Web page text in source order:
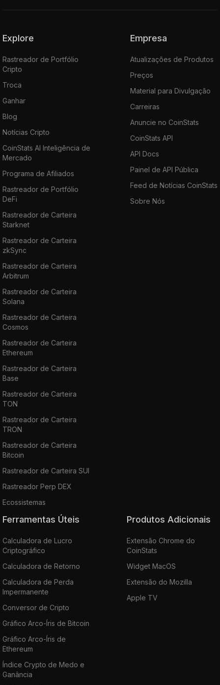
Explore
Rastreador de Portfólio
Cripto
Troca
Ganhar
Blog
Notícias Cripto
CoinStats AI Inteligência de
Mercado
Programa de Afiliados
Rastreador de Portfólio
DeFi
Rastreador de Carteira
Starknet
Rastreador de Carteira
zkSync
Rastreador de Carteira
Arbitrum
Rastreador de Carteira
Solana
Rastreador de Carteira
Cosmos
Rastreador de Carteira
Ethereum
Rastreador de Carteira
Base
Rastreador de Carteira
TON
Rastreador de Carteira
TRON
Rastreador de Carteira
Bitcoin
Rastreador de Carteira SUI
Rastreador Perp DEX
Ecossistemas
Empresa
Atualizações de Produtos
Preços
Material para Divulgação
Carreiras
Anuncie no CoinStats
CoinStats API
API Docs
Painel de API Pública
Feed de Notícias CoinStats
Sobre Nós
Ferramentas Úteis
Calculadora de Lucro
Criptográfico
Calculadora de Retorno
Calculadora de Perda
Impermanente
Conversor de Cripto
Gráfico Arco-Íris de Bitcoin
Gráfico Arco-Íris de
Ethereum
Índice Crypto de Medo e
Ganância
Produtos Adicionais
Extensão Chrome do
CoinStats
Widget MacOS
Extensão do Mozilla
Apple TV